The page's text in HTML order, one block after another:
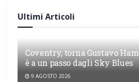
Ultimi Articoli
Coventry, torna Gustavo
è a un passo dagli Sky Blues
9 AGOSTO 2026